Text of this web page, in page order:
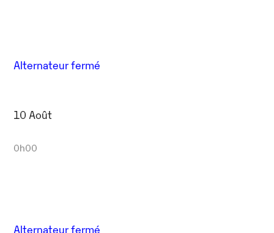
Alternateur fermé
10 Août
0h00
Alternateur fermé